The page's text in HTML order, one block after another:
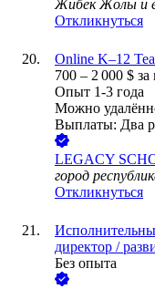
Жибек Жолы и
Откликнуться
Online K–12
700 – 2 000 $ за
Опыт 1-3 года
Можно
Выплаты: Два
LEGACY
город
Откликнуться
директор /
Без опыта